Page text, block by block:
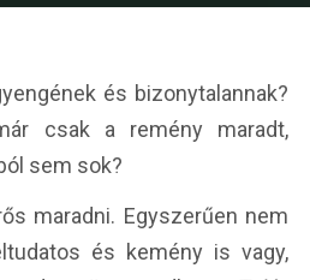
és bizonytalannak?
csak a remény maradt,
sem sok?
maradni. Egyszerűen nem
és kemény is vagy,